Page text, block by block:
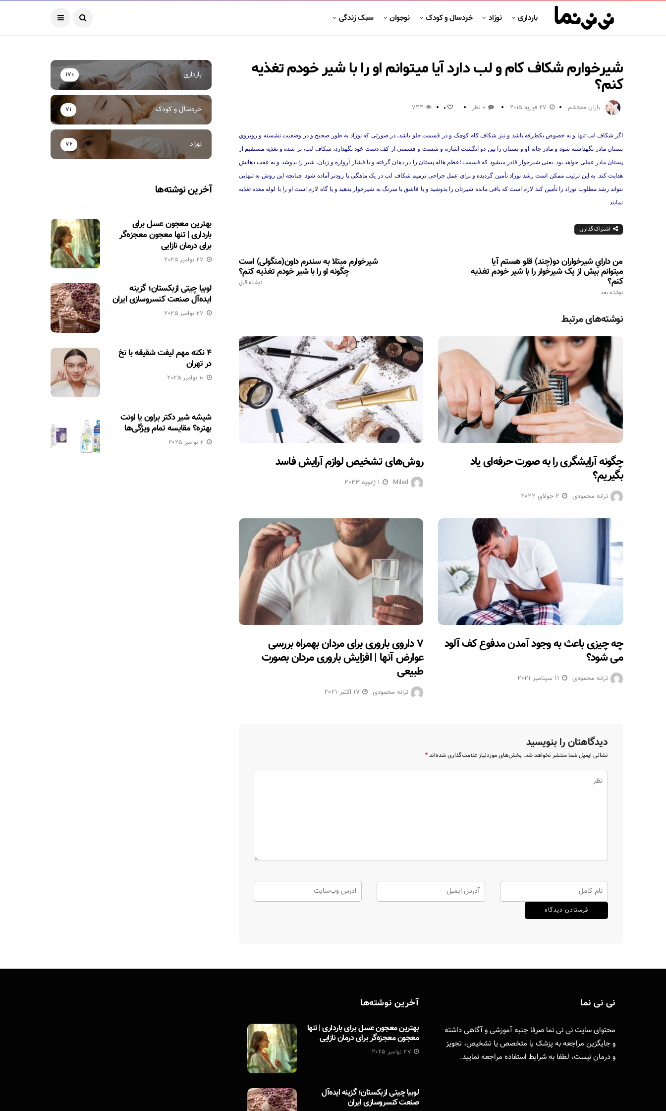
بارداری نوزاد خردسال و کودک نوجوان سبک زندگی
شیرخوارم شکاف کام و لب دارد آیا میتوانم او را با شیر خودم تغذیه
کنم؟
باران محتشم 27 فوریه 2015 0 نظر 0
744
اگر شکاف لب تنها و به خصوص یکطرفه باشد و نیز شکاف کام کوچک و در قسمت جلو باشد، در صورتی که نوزاد به طور صحیح و در وضعیت نشسته و روبروي
پستان مادر نگهداشته شود و مادر چانه او و پستان را بین دو انگشت اشاره و شست و قسمتی از کف دست خود نگهدارد، شکاف لب، پر شده و تغذیه مستقیم از
پستان مادر عملی خواهد بود. یعنی شیرخوار قادر میشود که قسمت اعظم هاله پستان را در دهان گرفته و با فشار آرواره و زبان، شیر را بدوشد و به عقب دهانش
هدایت کند. به این ترتیب ممکن است رشد نوزاد تأمین گردیده و براي عمل جراحی ترمیم شکاف لب در یک ماهگی یا زودتر آماده شود. چنانچه این روش به تنهایی
نتواند رشد مطلوب نوزاد را تأمین کند لازم است که باقی مانده شیرتان را بدوشید و با قاشق یا سرنگ به شیرخوار بدهید و یا گاه لازم است او را با لوله معده تغذیه
نمایند.
اشتراک‌گذاری
شیرخوارم مبتلا به سندرم داون(منگولی) است
چگونه او را با شیر خودم تغذیه کنم؟
نوشته قبل
من داراي شیرخواران دو(چند) قلو هستم آیا
میتوانم بیش از یک شیرخوار را با شیر خودم تغذیه
کنم؟
نوشته بعد
نوشته‌های مرتبط
روش‌های تشخیص لوازم آرایش فاسد
Milad 1 ژانویه 2023
چگونه آرایشگری را به صورت حرفه‌ای یاد
بگیریم؟
ترانه محمودی 2 جولای 2022
۷ داروی باروری برای مردان بهمراه بررسی
عوارض آنها | افزایش باروری مردان بصورت
طبیعی
ترانه محمودی 17 اکتبر 2021
چه چیزی باعث به وجود آمدن مدفوع کف آلود
می شود؟
ترانه محمودی 11 سپتامبر 2021
دیدگاهتان را بنویسید
نشانی ایمیل شما منتشر نخواهد شد. بخش‌های موردنیاز علامت‌گذاری شده‌اند*
بارداری 170
خردسال و کودک 71
نوزاد 76
آخرین نوشته‌ها
بهترین معجون عسل برای
بارداری | تنها معجون معجزه‌گر
برای درمان نازایی
27 نوامبر 2025
لوبیا چیتی ازبکستان؛ گزینه
ایده‌آل صنعت کنسروسازی ایران
27 نوامبر 2025
۴ نکته مهم لیفت شقیقه با نخ
در تهران
10 نوامبر 2025
شیشه شیر دکتر براون یا اونت
بهتره؟ مقایسه تمام ویژگی‌ها
2 نوامبر 2025
نی نی نما
محتوای سایت نی نی نما صرفا جنبه آموزشی و آگاهی داشته
و جایگزین مراجعه به پزشک یا متخصص یا تشخیص، تجویز
و درمان نیست، لطفا بهشرایط استفاده مراجعه نمایید.
آخرین نوشته‌ها
بهترین معجون عسل برای بارداری | تنها
معجون معجزه‌گر برای درمان نازایی
27 نوامبر 2025
لوبیا چیتی ازبکستان؛ گزینه ایده‌آل
صنعت کنسروسازی ایران